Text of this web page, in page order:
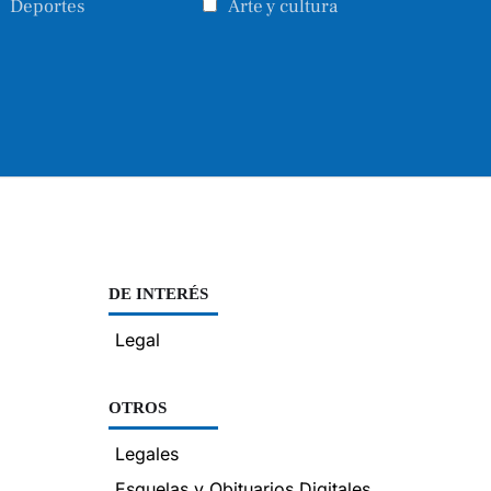
Deportes
Arte y cultura
DE INTERÉS
Legal
OTROS
Legales